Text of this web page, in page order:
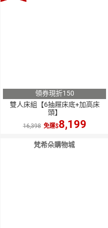
領券現折150
雙人床組【6抽屜床底+加高床
頭】
16,398 免運 8,199
梵希朵購物城